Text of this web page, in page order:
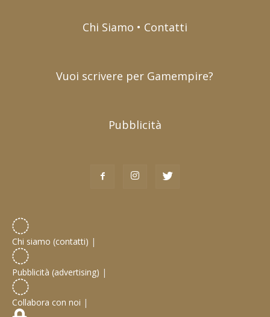
Chi Siamo • Contatti
Vuoi scrivere per Gamempire?
Pubblicità
Chi siamo (contatti) |
Pubblicità (advertising) |
Collabora con noi |